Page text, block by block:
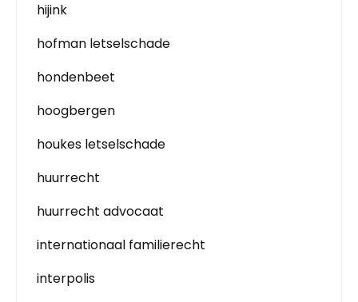
hijink
hofman letselschade
hondenbeet
hoogbergen
houkes letselschade
huurrecht
huurrecht advocaat
internationaal familierecht
interpolis